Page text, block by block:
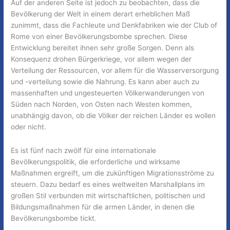
Auf der anderen Seite ist jedoch zu beobachten, dass die
Bevölkerung der Welt in einem derart erheblichen Maß
zunimmt, dass die Fachleute und Denkfabriken wie der Club of
Rome von einer Bevölkerungsbombe sprechen. Diese
Entwicklung bereitet ihnen sehr große Sorgen. Denn als
Konsequenz drohen Bürgerkriege, vor allem wegen der
Verteilung der Ressourcen, vor allem für die Wasserversorgung
und -verteilung sowie die Nahrung. Es kann aber auch zu
massenhaften und ungesteuerten Völkerwanderungen von
Süden nach Norden, von Osten nach Westen kommen,
unabhängig davon, ob die Völker der reichen Länder es wollen
oder nicht.
Es ist fünf nach zwölf für eine internationale
Bevölkerungspolitik, die erforderliche und wirksame
Maßnahmen ergreift, um die zukünftigen Migrationsströme zu
steuern. Dazu bedarf es eines weltweiten Marshallplans im
großen Stil verbunden mit wirtschaftlichen, politischen und
Bildungsmaßnahmen für die armen Länder, in denen die
Bevölkerungsbombe tickt.